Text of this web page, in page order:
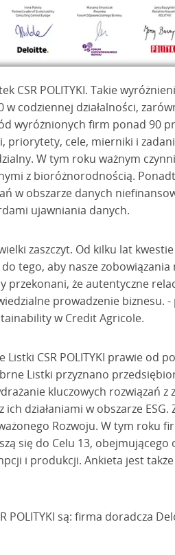
CSR POLITYKI. Takie
w codziennej działalności,
wyróżnionych firm ponad 90
cele, mierniki i
W tym roku ważnym
z bioróżnorodnością.
w obszarze danych
ujawniania danych.
zaszczyt. Od kilku lat
tego, aby nasze
przekonani, że autentyczne
prowadzenie biznesu. -
w Credit Agricole.
CSR POLITYKI prawie od
Listki przyznano
kluczowych rozwiązań
działaniami w obszarze
Rozwoju. W tym roku
się do Celu 13,
i produkcji. Ankieta jest także
POLITYKI są: firma doradcza